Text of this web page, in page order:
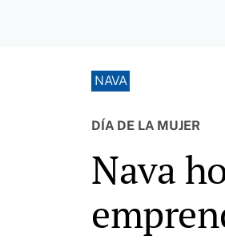
NAVA
DÍA DE LA MUJER
Nava